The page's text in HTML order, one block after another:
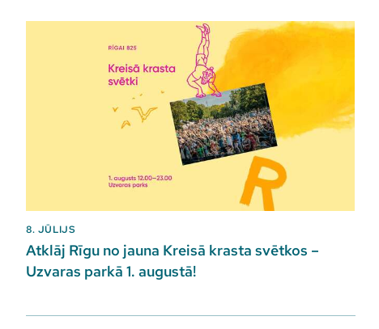
8. JŪLIJS
Atklāj Rīgu no jauna Kreisā krasta svētkos –
Uzvaras parkā 1. augustā!